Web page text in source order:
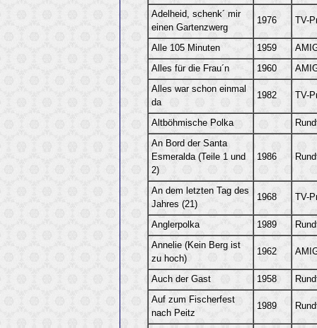
Adelheid, schenk´ mir
einen Gartenzwerg
1976 TV-
Alle 105 Minuten 1959
Alles für die Frau´n 1960
Alles war schon einmal
da
1982 TV-
Altböhmische Polka
An Bord der Santa
Esmeralda (Teile 1 und
2)
1986
An dem letzten Tag des
Jahres (21)
1968 TV-
Anglerpolka 1989
Annelie (Kein Berg ist
zu hoch)
1962
Auch der Gast 1958
Auf zum Fischerfest
nach Peitz
1989